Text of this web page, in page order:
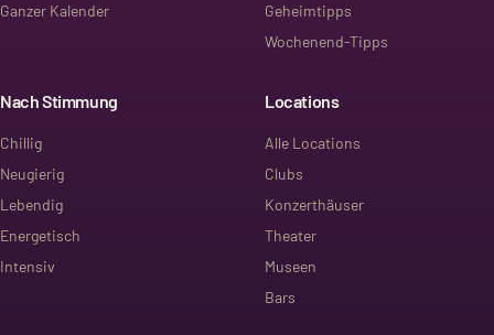
Ganzer Kalender
Geheimtipps
Wochenend-Tipps
Nach Stimmung
Chillig
Neugierig
Lebendig
Energetisch
Intensiv
Locations
Alle Locations
Clubs
Konzerthäuser
Theater
Museen
Bars